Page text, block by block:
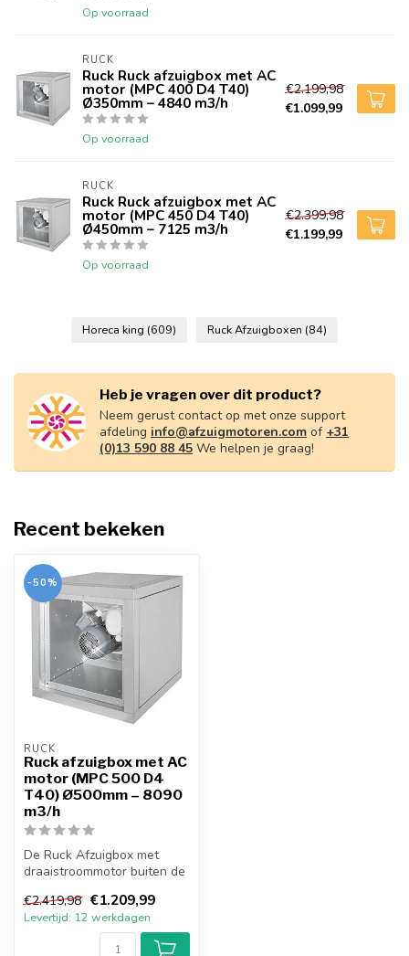
Op voorraad
RUCK
Ruck Ruck afzuigbox met AC
motor (MPC 400 D4 T40)
Ø350mm – 4840 m3/h
Op voorraad
€2.199,98
€1.099,99
RUCK
Ruck Ruck afzuigbox met AC
motor (MPC 450 D4 T40)
Ø450mm – 7125 m3/h
Op voorraad
€2.399,98
€1.199,99
Horeca king (609) Ruck Afzuigboxen (84)
Heb je vragen over dit product?
Neem gerust contact op met onze support
afdeling info@afzuigmotoren.com of +31
(0)13 590 88 45 We helpen je graag!
Recent bekeken
-50%
RUCK
Ruck afzuigbox met AC
motor (MPC 500 D4
T40) Ø500mm – 8090
m3/h
De Ruck Afzuigbox met
draaistroommotor buiten de
energiezu...
€2.419,98 €1.209,99
Levertijd: 12 werkdagen